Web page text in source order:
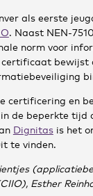
als eerste
. Naast NEN-
norm voor
bewijst
certificering en
de beperkte tijd
Dignitasis het
te vinden.
Esther